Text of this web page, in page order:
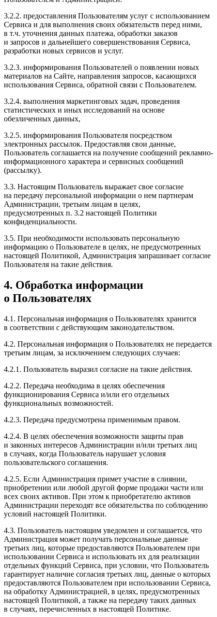
3.2.2. предоставления Пользователям услуг с использованием
Сервиса и для выполнения своих обязательств перед ними,
в т.ч. уточнения данных платежа, обработки заказов
и запросов и дальнейшего совершенствования Сервиса,
разработки новых сервисов и услуг.
3.2.3. информирования Пользователей о появлении новых
материалов на Сайте, направления запросов, касающихся
использования Сервиса, обратной связи с Пользователем.
3.2.4. выполнения маркетинговых задач, проведения
статистических и иных исследований на основе
обезличенных данных,
3.2.5. информирования Пользователя посредством
электронных рассылок. Предоставляя свои данные,
Пользователь соглашается на получение сообщений рекламно-
информационного характера и сервисных сообщений
(рассылку).
3.3. Настоящим Пользователь выражает свое согласие
на передачу персональной информации о нем партнерам
Администрации, третьим лицам в целях,
предусмотренных п. 3.2 настоящей Политики
конфиденциальности.
3.5. При необходимости использовать персональную
информацию о Пользователе в целях, не предусмотренных
настоящей Политикой, Администрация запрашивает согласие
Пользователя на такие действия.
4. Обработка информации
о Пользователях
4.1. Персональная информация о Пользователях хранится
в соответствии с действующим законодательством.
4.2. Персональная информация о Пользователях не передается
третьим лицам, за исключением следующих случаев:
4.2.1. Пользователь выразил согласие на такие действия.
4.2.2. Передача необходима в целях обеспечения
функционирования Сервиса и/или его отдельных
функциональных возможностей.
4.2.3. Передача предусмотрена применимым правом.
4.2.4. В целях обеспечения возможности защиты прав
и законных интересов Администрации и/или третьих лиц
в случаях, когда Пользователь нарушает условия
пользовательского соглашения.
4.2.5. Если Администрация примет участие в слиянии,
приобретении или любой другой форме продажи части или
всех своих активов. При этом к приобретателю активов
Администрации переходят все обязательства по соблюдению
условий настоящей Политики.
4.3. Пользователь настоящим уведомлен и соглашается, что
Администрация может получать персональные данные
третьих лиц, которые предоставляются Пользователем при
использовании Сервиса и использовать их для реализации
отдельных функций Сервиса, при условии, что Пользователь
гарантирует наличие согласия третьих лиц, данные о которых
предоставляются Пользователем при использовании Сервиса,
на обработку Администрацией, в целях, предусмотренных
настоящей Политикой, а также на передачу таких данных
в случаях, перечисленных в настоящей Политике.